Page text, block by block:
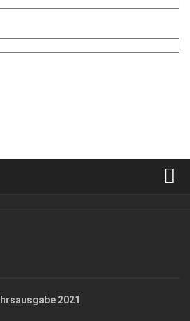
2021